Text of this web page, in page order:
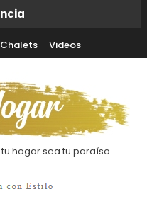
Chalets Videos
hogar sea tu paraíso